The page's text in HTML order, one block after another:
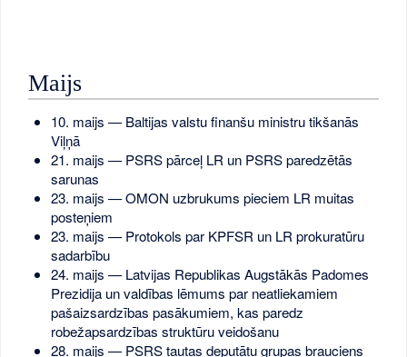
Maijs
10. maijs — Baltijas valstu finanšu ministru tikšanās
Viļņā
21. maijs — PSRS pārceļ LR un PSRS paredzētās
sarunas
23. maijs — OMON uzbrukums pieciem LR muitas
posteņiem
23. maijs — Protokols par KPFSR un LR prokuratūru
sadarbību
24. maijs — Latvijas Republikas Augstākās Padomes
Prezidija un valdības lēmums par neatliekamiem
pašaizsardzības pasākumiem, kas paredz
robežapsardzības struktūru veidošanu
28. maijs — PSRS tautas deputātu grupas brauciens